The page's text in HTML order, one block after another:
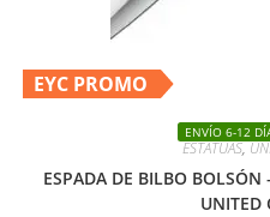
EYC PROMO
ENVÍO 6-12
ESTATUAS,
ESPADA DE BILBO
UNITED